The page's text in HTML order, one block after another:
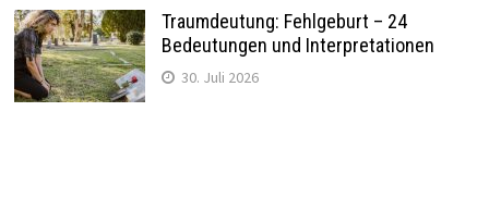
Traumdeutung: Fehlgeburt – 24
Bedeutungen und Interpretationen
30. Juli 2026